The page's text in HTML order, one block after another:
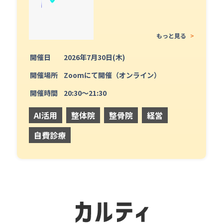
もっと見る >
開催日
2026年7月30日(木)
開催場所
Zoomにて開催（オンライン）
開催時間
20:30〜21:30
AI活用 整体院 整骨院
経営
自費診療